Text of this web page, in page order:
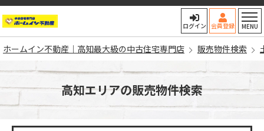
ホームイン不動産｜高知最大
ログイン 会員登録 MENU
ホームイン不動産｜高知最大級の中古住宅専門店 販売物件検索
高知エリアの販売物件検索